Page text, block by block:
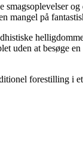
mangel på
at besøge
forestilling i